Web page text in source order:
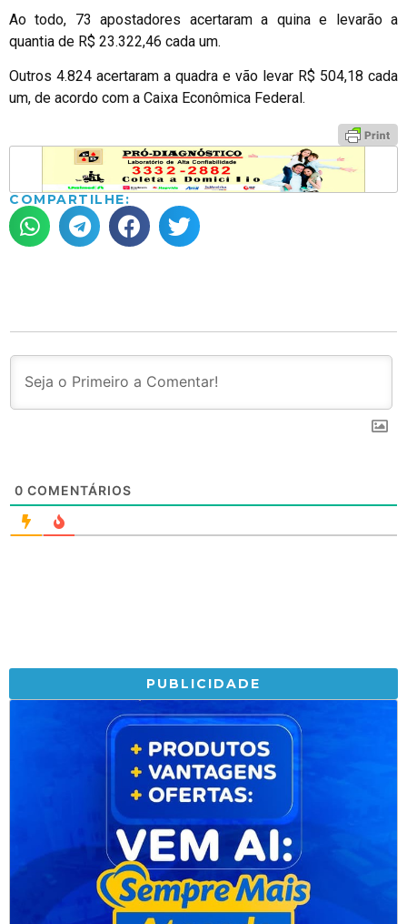
Ao todo, 73 apostadores acertaram a quina e levarão a
quantia de R$ 23.322,46 cada um.
Outros 4.824 acertaram a quadra e vão levar R$ 504,18 cada
um, de acordo com a Caixa Econômica Federal.
COMPARTILHE:
0 COMENTÁRIOS
PUBLICIDADE